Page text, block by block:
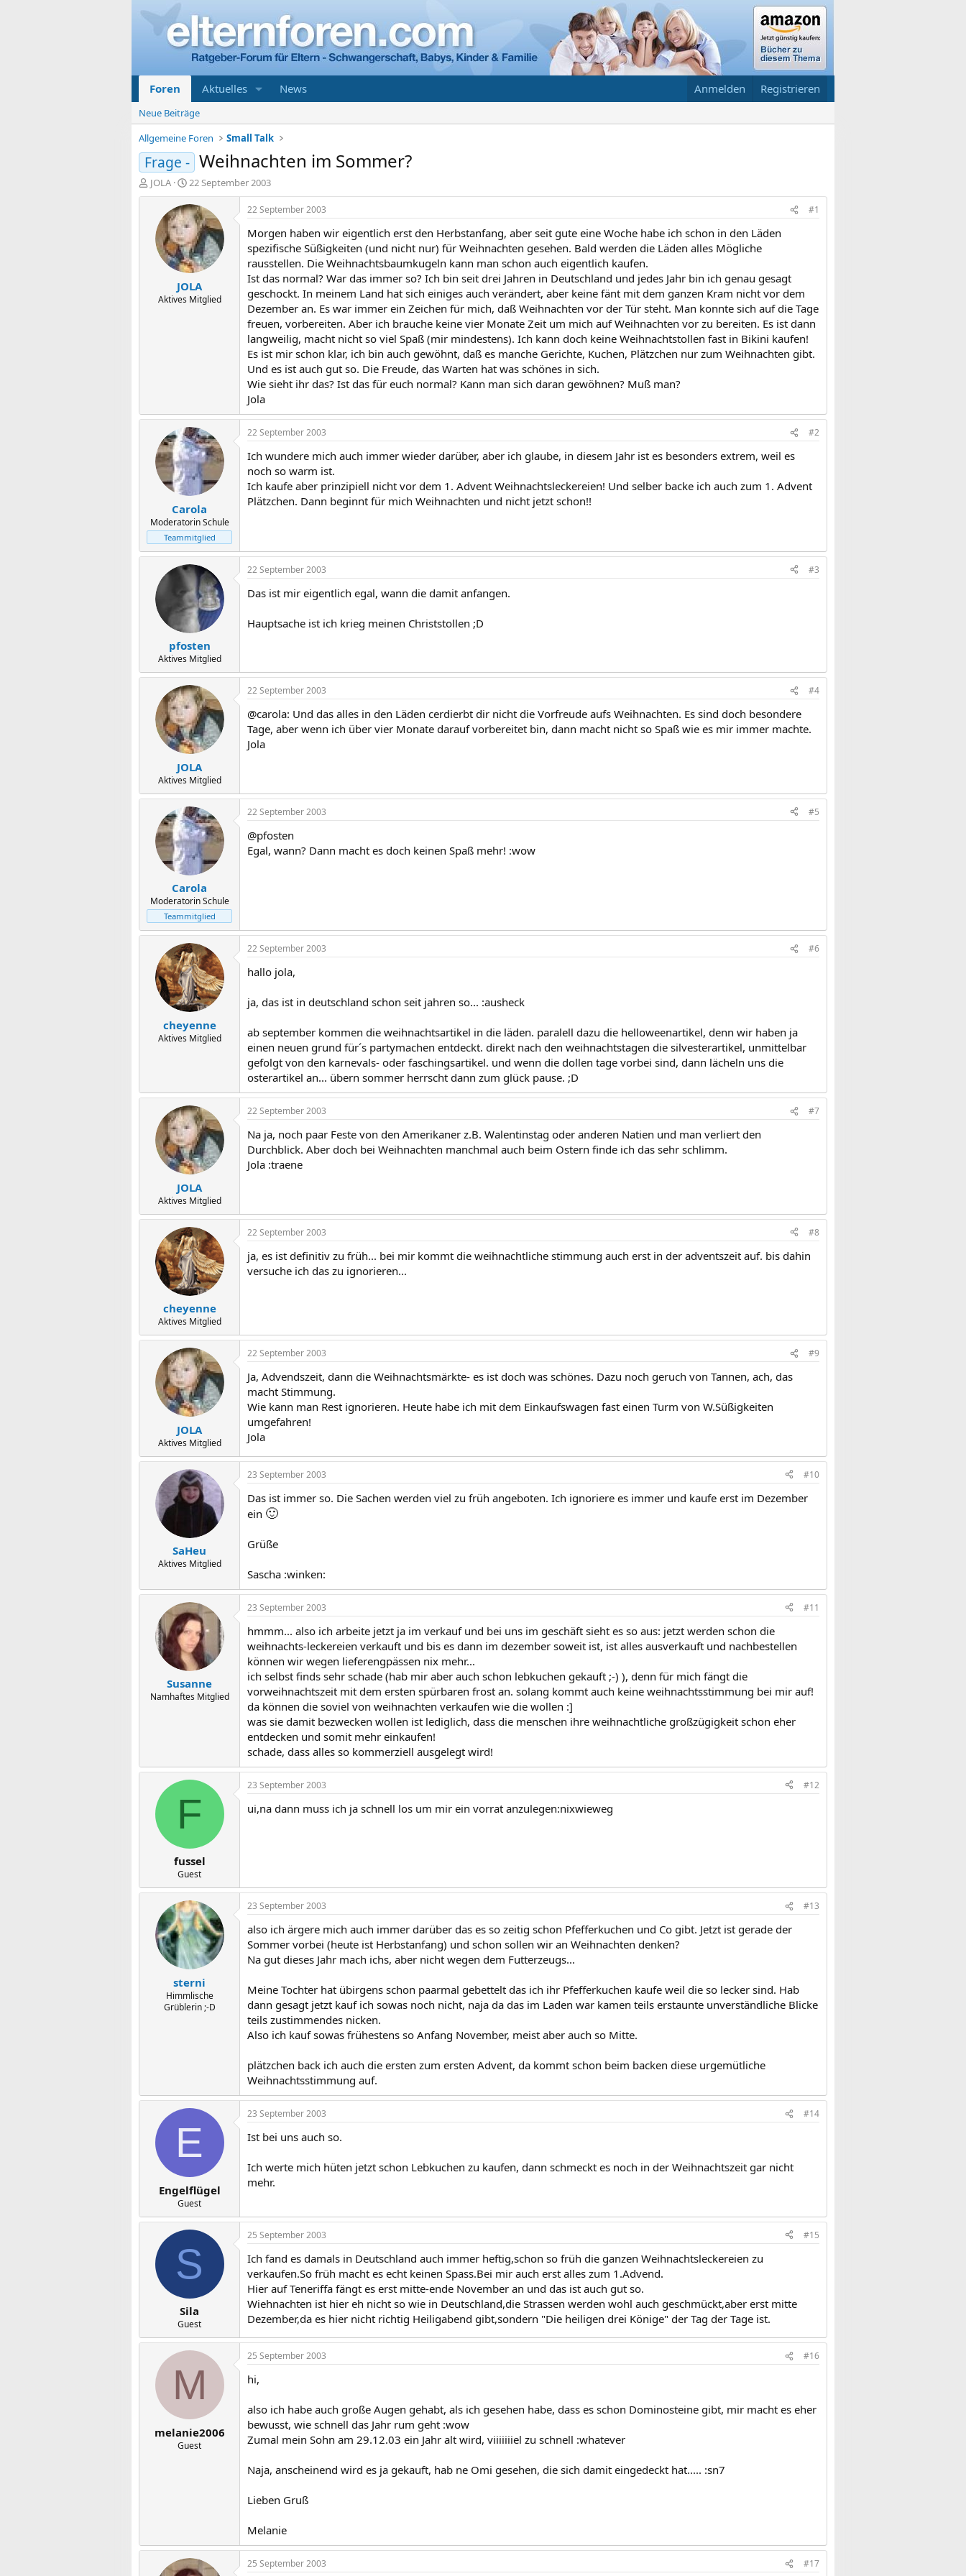
Foren Aktuelles News Anmelden Registrieren
Neue Beiträge
Allgemeine Foren
Small Talk
Frage - Weihnachten im Sommer?
E
r
JOLA
E
r
s
t
e
l
l
t
a
m
22 September 2003
JOLA
Aktives Mitglied
22 September 2003 #1
Morgen haben wir eigentlich erst den Herbstanfang, aber seit gute eine Woche habe ich schon in den Läden
spezifische Süßigkeiten (und nicht nur) für Weihnachten gesehen. Bald werden die Läden alles Mögliche
rausstellen. Die Weihnachtsbaumkugeln kann man schon auch eigentlich kaufen.
Ist das normal? War das immer so? Ich bin seit drei Jahren in Deutschland und jedes Jahr bin ich genau gesagt
geschockt. In meinem Land hat sich einiges auch verändert, aber keine fänt mit dem ganzen Kram nicht vor dem
Dezember an. Es war immer ein Zeichen für mich, daß Weihnachten vor der Tür steht. Man konnte sich auf die Tage
freuen, vorbereiten. Aber ich brauche keine vier Monate Zeit um mich auf Weihnachten vor zu bereiten. Es ist dann
langweilig, macht nicht so viel Spaß (mir mindestens). Ich kann doch keine Weihnachtstollen fast in Bikini kaufen!
Es ist mir schon klar, ich bin auch gewöhnt, daß es manche Gerichte, Kuchen, Plätzchen nur zum Weihnachten gibt.
Und es ist auch gut so. Die Freude, das Warten hat was schönes in sich.
Wie sieht ihr das? Ist das für euch normal? Kann man sich daran gewöhnen? Muß man?
Jola
Carola
Moderatorin Schule
Teammitglied
22 September 2003 #2
Ich wundere mich auch immer wieder darüber, aber ich glaube, in diesem Jahr ist es besonders extrem, weil es
noch so warm ist.
Ich kaufe aber prinzipiell nicht vor dem 1. Advent Weihnachtsleckereien! Und selber backe ich auch zum 1. Advent
Plätzchen. Dann beginnt für mich Weihnachten und nicht jetzt schon!!
pfosten
Aktives Mitglied
22 September 2003 #3
Das ist mir eigentlich egal, wann die damit anfangen.
Hauptsache ist ich krieg meinen Christstollen ;D
JOLA
Aktives Mitglied
22 September 2003 #4
@carola: Und das alles in den Läden cerdierbt dir nicht die Vorfreude aufs Weihnachten. Es sind doch besondere
Tage, aber wenn ich über vier Monate darauf vorbereitet bin, dann macht nicht so Spaß wie es mir immer machte.
Jola
Carola
Moderatorin Schule
Teammitglied
22 September 2003 #5
@pfosten
Egal, wann? Dann macht es doch keinen Spaß mehr! :wow
cheyenne
Aktives Mitglied
22 September 2003 #6
hallo jola,
ja, das ist in deutschland schon seit jahren so... :ausheck
ab september kommen die weihnachtsartikel in die läden. paralell dazu die helloweenartikel, denn wir haben ja
einen neuen grund für´s partymachen entdeckt. direkt nach den weihnachtstagen die silvesterartikel, unmittelbar
gefolgt von den karnevals- oder faschingsartikel. und wenn die dollen tage vorbei sind, dann lächeln uns die
osterartikel an... übern sommer herrscht dann zum glück pause. ;D
JOLA
Aktives Mitglied
22 September 2003 #7
Na ja, noch paar Feste von den Amerikaner z.B. Walentinstag oder anderen Natien und man verliert den
Durchblick. Aber doch bei Weihnachten manchmal auch beim Ostern finde ich das sehr schlimm.
Jola :traene
cheyenne
Aktives Mitglied
22 September 2003 #8
ja, es ist definitiv zu früh... bei mir kommt die weihnachtliche stimmung auch erst in der adventszeit auf. bis dahin
versuche ich das zu ignorieren...
JOLA
Aktives Mitglied
22 September 2003 #9
Ja, Advendszeit, dann die Weihnachtsmärkte- es ist doch was schönes. Dazu noch geruch von Tannen, ach, das
macht Stimmung.
Wie kann man Rest ignorieren. Heute habe ich mit dem Einkaufswagen fast einen Turm von W.Süßigkeiten
umgefahren!
Jola
SaHeu
Aktives Mitglied
23 September 2003 #10
Das ist immer so. Die Sachen werden viel zu früh angeboten. Ich ignoriere es immer und kaufe erst im Dezember
ein 🙂
Grüße
Sascha :winken:
Susanne
Namhaftes Mitglied
23 September 2003 #11
hmmm... also ich arbeite jetzt ja im verkauf und bei uns im geschäft sieht es so aus: jetzt werden schon die
weihnachts-leckereien verkauft und bis es dann im dezember soweit ist, ist alles ausverkauft und nachbestellen
können wir wegen lieferengpässen nix mehr...
ich selbst finds sehr schade (hab mir aber auch schon lebkuchen gekauft ;-) ), denn für mich fängt die
vorweihnachtszeit mit dem ersten spürbaren frost an. solang kommt auch keine weihnachtsstimmung bei mir auf!
da können die soviel von weihnachten verkaufen wie die wollen :]
was sie damit bezwecken wollen ist lediglich, dass die menschen ihre weihnachtliche großzügigkeit schon eher
entdecken und somit mehr einkaufen!
schade, dass alles so kommerziell ausgelegt wird!
F
fussel
Guest
23 September 2003 #12
ui,na dann muss ich ja schnell los um mir ein vorrat anzulegen:nixwieweg
sterni
Himmlische
Grüblerin ;-D
23 September 2003 #13
also ich ärgere mich auch immer darüber das es so zeitig schon Pfefferkuchen und Co gibt. Jetzt ist gerade der
Sommer vorbei (heute ist Herbstanfang) und schon sollen wir an Weihnachten denken?
Na gut dieses Jahr mach ichs, aber nicht wegen dem Futterzeugs...
Meine Tochter hat übirgens schon paarmal gebettelt das ich ihr Pfefferkuchen kaufe weil die so lecker sind. Hab
dann gesagt jetzt kauf ich sowas noch nicht, naja da das im Laden war kamen teils erstaunte unverständliche Blicke
teils zustimmendes nicken.
Also ich kauf sowas frühestens so Anfang November, meist aber auch so Mitte.
plätzchen back ich auch die ersten zum ersten Advent, da kommt schon beim backen diese urgemütliche
Weihnachtsstimmung auf.
E
Engelflügel
Guest
23 September 2003 #14
Ist bei uns auch so.
Ich werte mich hüten jetzt schon Lebkuchen zu kaufen, dann schmeckt es noch in der Weihnachtszeit gar nicht
mehr.
S
Sila
Guest
25 September 2003 #15
Ich fand es damals in Deutschland auch immer heftig,schon so früh die ganzen Weihnachtsleckereien zu
verkaufen.So früh macht es echt keinen Spass.Bei mir auch erst alles zum 1.Advend.
Hier auf Teneriffa fängt es erst mitte-ende November an und das ist auch gut so.
Wiehnachten ist hier eh nicht so wie in Deutschland,die Strassen werden wohl auch geschmückt,aber erst mitte
Dezember,da es hier nicht richtig Heiligabend gibt,sondern "Die heiligen drei Könige" der Tag der Tage ist.
M
melanie2006
Guest
25 September 2003 #16
hi,
also ich habe auch große Augen gehabt, als ich gesehen habe, dass es schon Dominosteine gibt, mir macht es eher
bewusst, wie schnell das Jahr rum geht :wow
Zumal mein Sohn am 29.12.03 ein Jahr alt wird, viiiiiiiel zu schnell :whatever
Naja, anscheinend wird es ja gekauft, hab ne Omi gesehen, die sich damit eingedeckt hat..... :sn7
Lieben Gruß
Melanie
25 September 2003 #17